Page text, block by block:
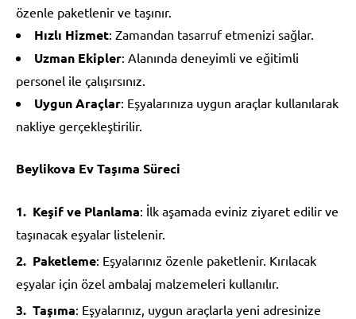
özenle paketlenir ve taşınır.
Hızlı Hizmet: Zamandan tasarruf etmenizi sağlar.
Uzman Ekipler: Alanında deneyimli ve eğitimli
personel ile çalışırsınız.
Uygun Araçlar: Eşyalarınıza uygun araçlar kullanılarak
nakliye gerçekleştirilir.
Beylikova Ev Taşıma Süreci
Keşif ve Planlama: İlk aşamada eviniz ziyaret edilir ve
taşınacak eşyalar listelenir.
Paketleme: Eşyalarınız özenle paketlenir. Kırılacak
eşyalar için özel ambalaj malzemeleri kullanılır.
Taşıma: Eşyalarınız, uygun araçlarla yeni adresinize